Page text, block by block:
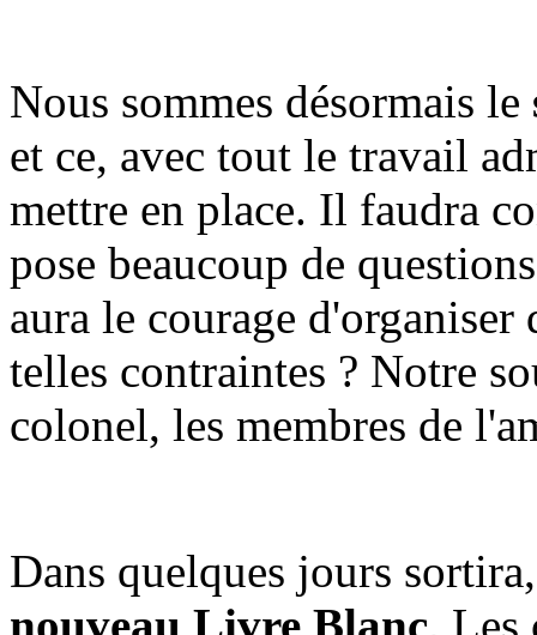
Nous sommes désormais le
et ce, avec tout le travail
mettre en place. Il faudra
pose beaucoup de
aura le courage
telles contraintes ? Notre
colonel, les membres de
Dans quelques jours
nouveau Livre Blanc. Les